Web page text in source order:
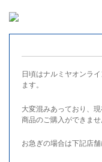
日頃はナルミヤオンラ
ます。
大変混みあっており、
商品のご購入ができませ
お急ぎの場合は下記店